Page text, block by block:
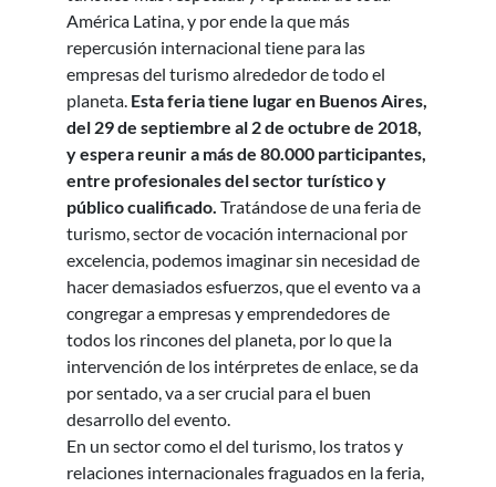
América Latina, y por ende la que más
repercusión internacional tiene para las
empresas del turismo alrededor de todo el
planeta. Esta feria tiene lugar en Buenos Aires,
del 29 de septiembre al 2 de octubre de 2018,
y espera reunir a más de 80.000 participantes,
entre profesionales del sector turístico y
público cualificado. Tratándose de una feria de
turismo, sector de vocación internacional por
excelencia, podemos imaginar sin necesidad de
hacer demasiados esfuerzos, que el evento va a
congregar a empresas y emprendedores de
todos los rincones del planeta, por lo que la
intervención de los intérpretes de enlace, se da
por sentado, va a ser crucial para el buen
desarrollo del evento.
En un sector como el del turismo, los tratos y
relaciones internacionales fraguados en la feria,